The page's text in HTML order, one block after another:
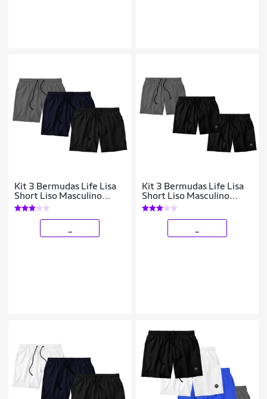
Kit 3 Bermudas Life Lisa
Short Liso Masculino
Básico Mauricinho Tactel
Kit 3 Bermudas Life Lisa
Short Liso Masculino
Básico Mauricinho Tactel